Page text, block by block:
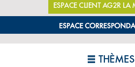
ESPACE CLIENT AG2R LA
THÈMES